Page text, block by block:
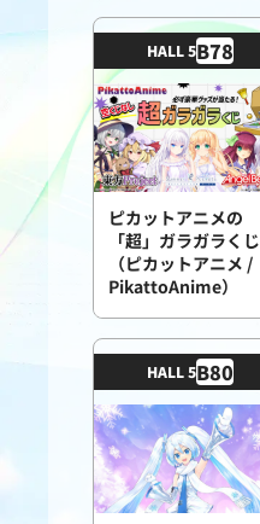
HALL 5B78
ピカットアニメの
「超」ガラガラくじ
（ピカットアニメ /
PikattoAnime）
HALL 5B80